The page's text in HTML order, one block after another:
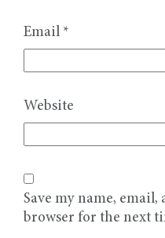
Email *
Website
Save my name,
browser for the next